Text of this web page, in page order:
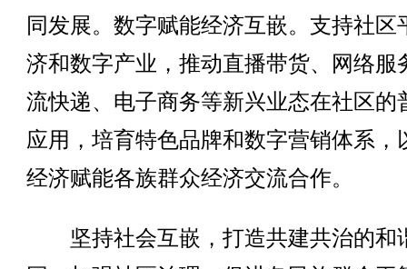
同发展。数字赋能经济互嵌。支持社区
济和数字产业，推动直播带货、网络服
流快递、电子商务等新兴业态在社区的
应用，培育特色品牌和数字营销体系，
经济赋能各族群众经济交流合作。
坚持社会互嵌，打造共建共治的和